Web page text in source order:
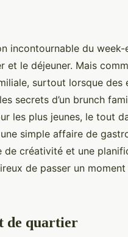
incontournable du
et le déjeuner. Mais
surtout lorsque des
secrets d’un brunch
les plus jeunes, le tout
simple affaire de
créativité et une
de passer un
de quartier